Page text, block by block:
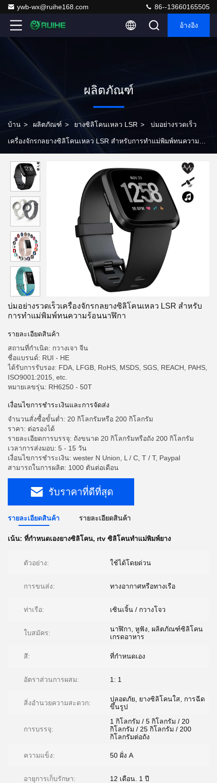
ywb-wx@ruihe168.com 86--13660165505
อ้างอิง
ผลิตภัณฑ์
บ้าน > ผลิตภัณฑ์ > ยางซิลิโคนเหลว LSR > บ่มอย่างรวดเร็ว
เครื่องจักรกลยางซิลิโคนเหลว LSR สำหรับการทำแม่พิมพ์ทนความ
บ่มอย่างรวดเร็วเครื่องจักรกลยางซิลิโคนเหลว LSR สำหรับ
การทำแม่พิมพ์ทนความร้อนนาฬิกา
รายละเอียดสินค้า
สถานที่กำเนิด: กวางเจา จีน
ชื่อแบรนด์: RUI - HE
ได้รับการรับรอง: FDA, LFGB, RoHS, MSDS, SGS, REACH, PAHS,
ISO9001:2015, etc.
หมายเลขรุ่น: RH6250 - 50T
เงื่อนไขการชำระเงินและการจัดส่ง
จำนวนสั่งซื้อขั้นต่ำ: 20 กิโลกรัมหรือ 200 กิโลกรัม
ราคา: ต่อรองได้
รายละเอียดการบรรจุ: ถังขนาด 20 กิโลกรัมหรือถัง 200 กิโลกรัม
เวลาการส่งมอบ: 5 - 15 วัน
เงื่อนไขการชำระเงิน: wester N Union, L / C, T / T, Paypal
สามารถในการผลิต: 1000 ตันต่อเดือน
รับราคาที่ดีที่สุด
รายละเอียดสินค้า รายละเอียดสินค้า
เน้น: ที่กำหนดเองยางซิลิโคน, rtv ซิลิโคนทำแม่พิมพ์ยาง
ตัวอย่าง: ใช้ได้โดยด่วน
การขนส่ง: ทางอากาศหรือทางเรือ
ท่าเรือ: เซินเจิ้น / กวางโจว
ใบสมัคร:
นาฬิกา, หูฟัง, ผลิตภัณฑ์ซิลิโคน
เกรดอาหาร
สี: ที่กำหนดเอง
อัตราส่วนการผสม: 1: 1
สิ่งอำนวยความสะดวก:
ปลอดภัย, ยางซิลิโคนใส, การฉีด
ขึ้นรูป
การบรรจุ:
1 กิโลกรัม / 5 กิโลกรัม / 20
กิโลกรัม / 25 กิโลกรัม / 200
กิโลกรัมต่อถัง
ความแข็ง: 50 ฝั่ง A
อายุการเก็บรักษา: 12 เดือน. 1 ปี